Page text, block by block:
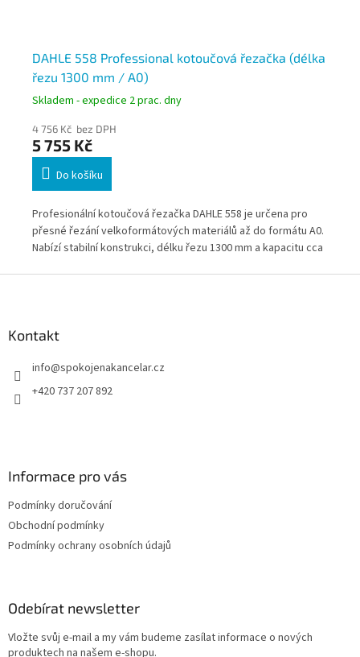
DAHLE 558 Professional kotoučová řezačka (délka
řezu 1300 mm / A0)
Skladem - expedice 2 prac. dny
4 756 Kč bez DPH
5 755 Kč
Do košíku
Profesionální kotoučová řezačka DAHLE 558 je určena pro
přesné řezání velkoformátových materiálů až do formátu A0.
Nabízí stabilní konstrukci, délku řezu 1300 mm a kapacitu cca
Kontakt
info@spokojenakancelar.cz
+420 737 207 892
Informace pro vás
Podmínky doručování
Obchodní podmínky
Podmínky ochrany osobních údajů
Odebírat newsletter
Vložte svůj e-mail a my vám budeme zasílat informace o nových
produktech na našem e-shopu.